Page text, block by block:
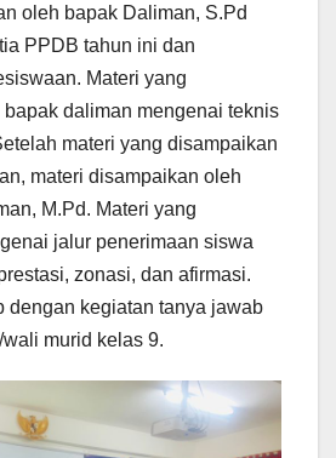
oleh bapak Daliman, S.Pd
PPDB tahun ini dan
Materi yang
daliman mengenai teknis
materi yang disampaikan
materi disampaikan oleh
M.Pd. Materi yang
jalur penerimaan siswa
zonasi, dan afirmasi.
dengan kegiatan tanya jawab
murid kelas 9.